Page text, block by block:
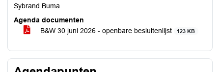
Sybrand Buma
Agenda documenten
B&W 30 juni 2026 - openbare besluitenlijst
123 KB